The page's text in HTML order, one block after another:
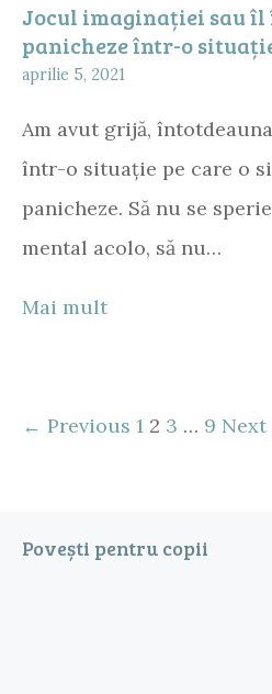
Jocul imaginației sau îl
panicheze într-o
aprilie 5, 2021
Am avut grijă,
într-o situație pe care o
panicheze. Să nu se
mental acolo, să nu…
Mai mult
← Previous 1 2 3 … 9
Povești pentru copii